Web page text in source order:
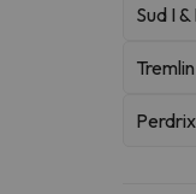
Sud I &
Tremlin
Perdrix